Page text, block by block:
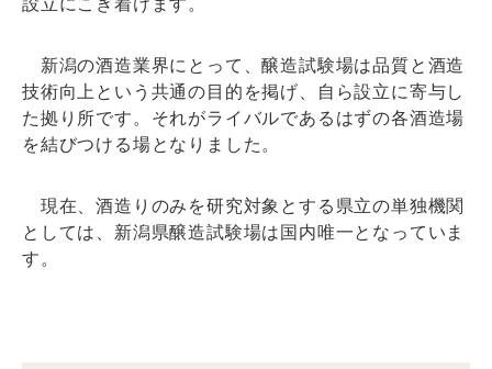
設立にこぎ着けます。
新潟の酒造業界にとって、醸造試験場は品質と酒造
技術向上という共通の目的を掲げ、自ら設立に寄与し
た拠り所です。それがライバルであるはずの各酒造場
を結びつける場となりました。
現在、酒造りのみを研究対象とする県立の単独機関
としては、新潟県醸造試験場は国内唯一となっていま
す。